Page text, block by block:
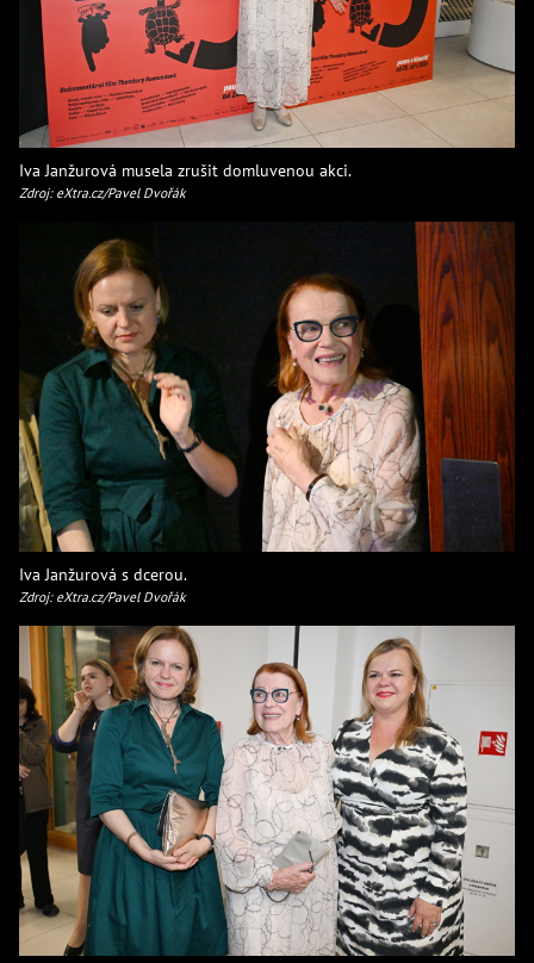
Iva Janžurová musela zrušit domluvenou akci.
Zdroj: eXtra.cz/Pavel Dvořák
Iva Janžurová s dcerou.
Zdroj: eXtra.cz/Pavel Dvořák